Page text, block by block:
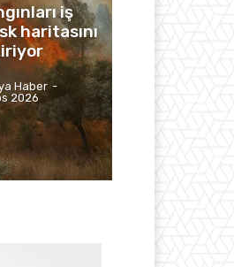
iş
haritasını
Haber -
2026